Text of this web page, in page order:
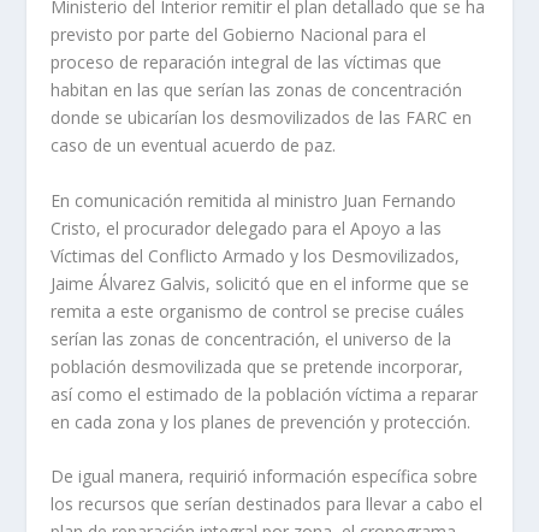
Ministerio del Interior remitir el plan detallado que se ha
previsto por parte del Gobierno Nacional para el
proceso de reparación integral de las víctimas que
habitan en las que serían las zonas de concentración
donde se ubicarían los desmovilizados de las FARC en
caso de un eventual acuerdo de paz.
En comunicación remitida al ministro Juan Fernando
Cristo, el procurador delegado para el Apoyo a las
Víctimas del Conflicto Armado y los Desmovilizados,
Jaime Álvarez Galvis, solicitó que en el informe que se
remita a este organismo de control se precise cuáles
serían las zonas de concentración, el universo de la
población desmovilizada que se pretende incorporar,
así como el estimado de la población víctima a reparar
en cada zona y los planes de prevención y protección.
De igual manera, requirió información específica sobre
los recursos que serían destinados para llevar a cabo el